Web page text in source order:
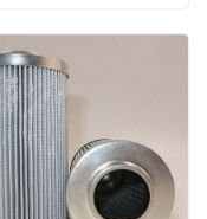
فلتر الوقود العلامة
HENGST